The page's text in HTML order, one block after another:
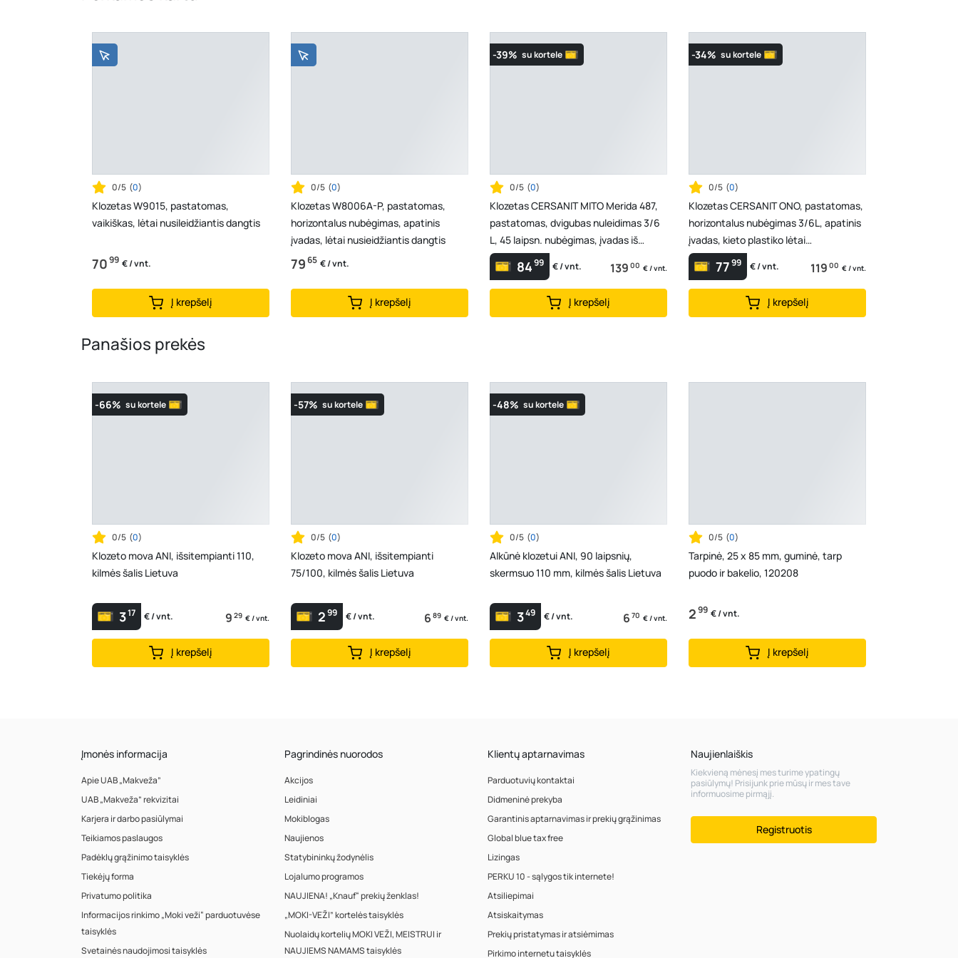
Šaltupės g. 64, Zarasai- 1 vienetas
0/5 (0)
Klozetas W9015, pastatomas,
vaikiškas, lėtai nusileidžiantis dangtis
7099 € / vnt.
Į krepšelį
0/5 (0)
Klozetas W8006A-P, pastatomas,
horizontalus nubėgimas, apatinis
įvadas, lėtai nusieidžiantis dangtis
7965 € / vnt.
Į krepšelį
-39% su kortele
0/5 (0)
Klozetas CERSANIT MITO Merida 487,
pastatomas, dvigubas nuleidimas 3/6
L, 45 laipsn. nubėgimas, įvadas iš
apačios, lėtai...
8499 € / vnt. 139 00 € / vnt.
Į krepšelį
-34% su kortele
0/5 (0)
Klozetas CERSANIT ONO, pastatomas,
horizontalus nubėgimas 3/6L, apatinis
įvadas, kieto plastiko lėtai
nusileidžiantis da...
7799 € / vnt. 119 00 € / vnt.
Į krepšelį
Panašios prekės
-66% su kortele
0/5 (0)
Klozeto mova ANI, išsitempianti 110,
kilmės šalis Lietuva
317 € / vnt. 9 29 € / vnt.
Į krepšelį
-57% su kortele
0/5 (0)
Klozeto mova ANI, išsitempianti
75/100, kilmės šalis Lietuva
299 € / vnt. 6 89 € / vnt.
Į krepšelį
-48% su kortele
0/5 (0)
Alkūnė klozetui ANI, 90 laipsnių,
skermsuo 110 mm, kilmės šalis Lietuva
349 € / vnt. 6 70 € / vnt.
Į krepšelį
0/5 (0)
Tarpinė, 25 x 85 mm, guminė, tarp
puodo ir bakelio, 120208
299 € / vnt.
Į krepšelį
Įmonės informacija
Apie UAB „Makveža”
UAB „Makveža” rekvizitai
Karjera ir darbo pasiūlymai
Teikiamos paslaugos
Padėklų grąžinimo taisyklės
Tiekėjų forma
Privatumo politika
Informacijos rinkimo „Moki veži“ parduotuvėse
taisyklės
Svetainės naudojimosi taisyklės
Pagrindinės nuorodos
Akcijos
Leidiniai
Mokiblogas
Naujienos
Statybininkų žodynėlis
Lojalumo programos
NAUJIENA! „Knauf“ prekių ženklas!
„MOKI-VEŽI” kortelės taisyklės
Nuolaidų kortelių MOKI VEŽI, MEISTRUI ir
NAUJIEMS NAMAMS taisyklės
Klientų aptarnavimas
Parduotuvių kontaktai
Didmeninė prekyba
Garantinis aptarnavimas ir prekių grąžinimas
Global blue tax free
Lizingas
PERKU 10 - sąlygos tik internete!
Atsiliepimai
Atsiskaitymas
Prekių pristatymas ir atsiėmimas
Pirkimo internetu taisyklės
Naujienlaiškis
Kiekvieną mėnesį mes turime ypatingų
pasiūlymų! Prisijunk prie mūsų ir mes tave
informuosime pirmąjį.
Registruotis